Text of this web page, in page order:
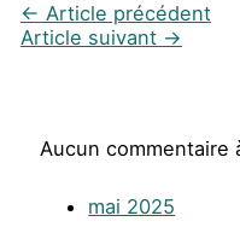
← Article précédent
Article suivant →
Aucun commentaire
mai 2025